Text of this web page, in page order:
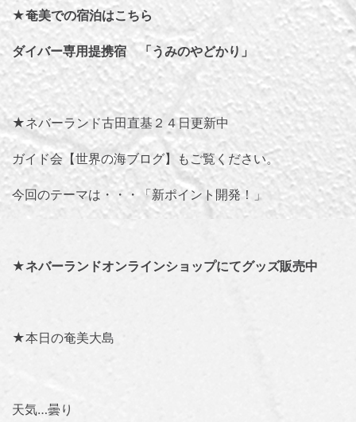
★奄美での宿泊はこちら
ダイバー専用提携宿 「うみのやどかり」
★ネバーランド古田直基２４日更新中
ガイド会【世界の海ブログ】 もご覧ください。
今回のテーマは・・・「新ポイント開発！ 」
★ネバーランドオンラインショップにてグッズ販売中
★本日の奄美大島
天気…曇り